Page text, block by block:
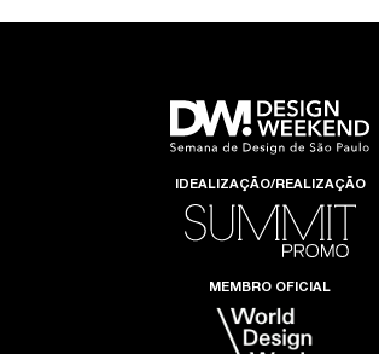
IDEALIZAÇÃO/REALIZAÇÃO
MEMBRO OFICIAL